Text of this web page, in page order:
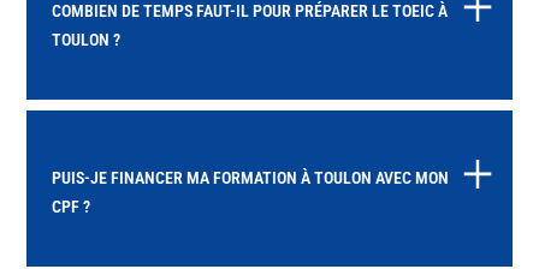
COMBIEN DE TEMPS FAUT-IL POUR PRÉPARER LE TOEIC À
TOULON ?
PUIS-JE FINANCER MA FORMATION À TOULON AVEC MON
CPF ?